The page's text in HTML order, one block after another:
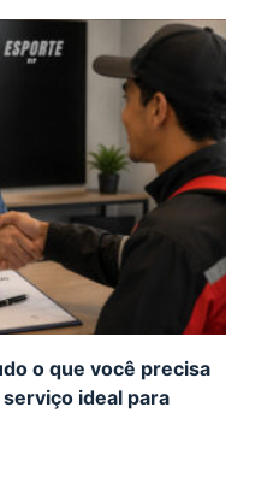
o que você precisa
ideal para